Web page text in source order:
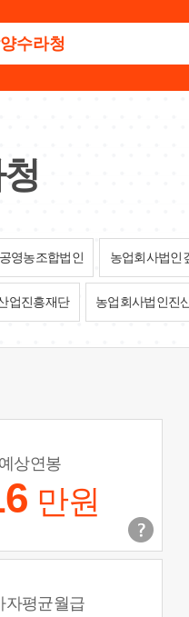
영농조합법인 농업회사법인
업진흥재단 농업회사법인진
상연봉
만원
자평균월급